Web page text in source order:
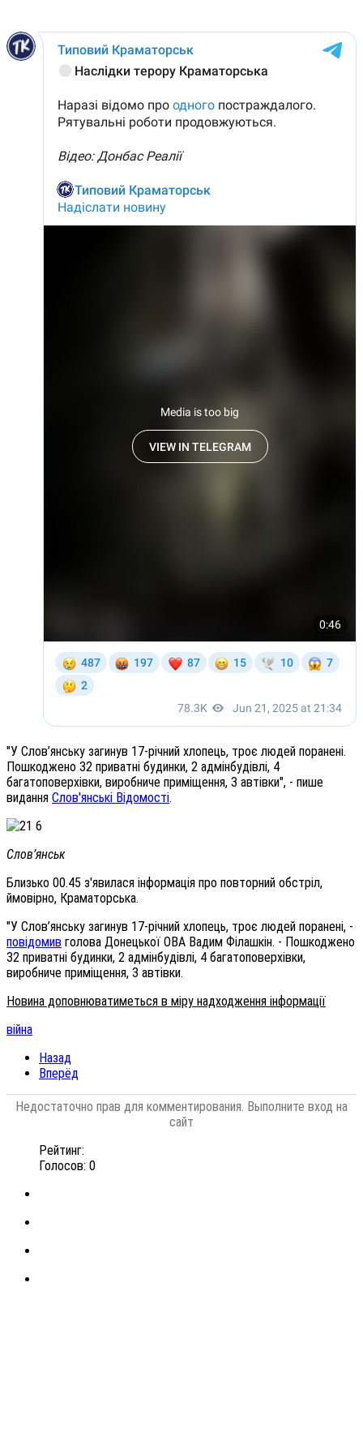
"У Слов’янську загинув 17-річний хлопець, троє людей поранені.
Пошкоджено 32 приватні будинки, 2 адмінбудівлі, 4
багатоповерхівки, виробниче приміщення, 3 автівки", - пише
видання Слов'янські Відомості.
Слов’янськ
Близько 00.45 з'явилася інформація про повторний обстріл,
ймовірно, Краматорська.
"У Слов’янську загинув 17-річний хлопець, троє людей поранені, -
повідомив голова Донецької ОВА Вадим Філашкін. - Пошкоджено
32 приватні будинки, 2 адмінбудівлі, 4 багатоповерхівки,
виробниче приміщення, 3 автівки.
Новина доповнюватиметься в міру надходження інформації
війна
Назад
Вперёд
Недостаточно прав для комментирования. Выполните вход на
сайт
Рейтинг:
Голосов: 0